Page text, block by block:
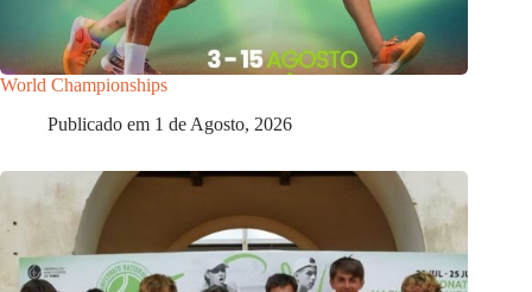
World Championships
Publicado em 1 de Agosto, 2026